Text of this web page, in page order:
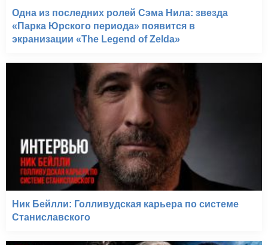
Одна из последних ролей Сэма Нила: звезда
«Парка Юрского периода» появится в
экранизации «The Legend of Zelda»
Ник Бейлли: Голливудская карьера по системе
Станиславского